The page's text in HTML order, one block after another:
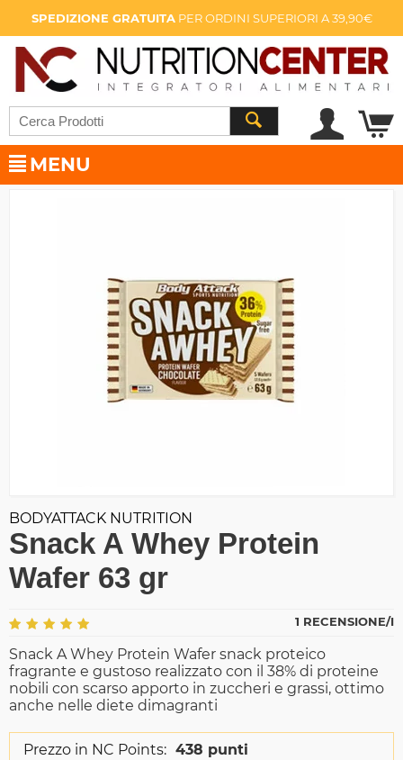
SPEDIZIONE GRATUITAPER ORDINI SUPERIORI A 39,90€
MENU
BODYATTACK NUTRITION
Snack A Whey Protein
Wafer 63 gr
1 RECENSIONE/I
Snack A Whey Protein Wafer snack proteico
fragrante e gustoso realizzato con il 38% di proteine
nobili con scarso apporto in zuccheri e grassi, ottimo
anche nelle diete dimagranti
Prezzo in NC Points: 438 punti